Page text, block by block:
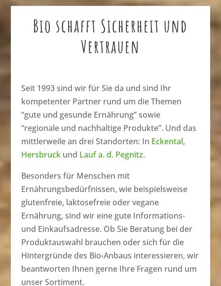
Bio schafft Sicherheit und
Vertrauen
Seit 1993 sind wir für Sie da und sind Ihr
kompetenter Partner rund um die Themen
“gute und gesunde Ernährung” sowie
“regionale und nachhaltige Produkte”. Und das
mittlerweile an drei Standorten: In Eckental,
Hersbruckund Lauf a. d. Pegnitz.
Besonders für Menschen mit
Ernährungsbedürfnissen, wie beispielsweise
glutenfreie, laktosefreie oder vegane
Ernährung, sind wir eine gute Informations-
und Einkaufsadresse. Ob Sie Beratung bei der
Produktauswahl brauchen oder sich für die
Hintergründe des Bio-Anbaus interessieren, wir
beantworten Ihnen gerne Ihre Fragen rund um
unser Sortiment.